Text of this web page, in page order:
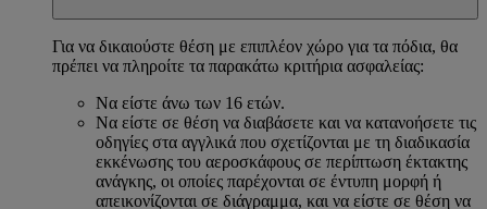
Για να δικαιούστε θέση με επιπλέον χώρο για τα πόδια, θα
πρέπει να πληροίτε τα παρακάτω κριτήρια ασφαλείας:
Να είστε άνω των 16 ετών.
Να είστε σε θέση να διαβάσετε και να κατανοήσετε τις
οδηγίες στα αγγλικά που σχετίζονται με τη διαδικασία
εκκένωσης του αεροσκάφους σε περίπτωση έκτακτης
ανάγκης, οι οποίες παρέχονται σε έντυπη μορφή ή
απεικονίζονται σε διάγραμμα, και να είστε σε θέση να